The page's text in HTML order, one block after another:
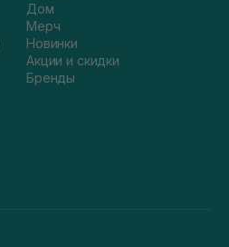
Дом
Мерч
Новинки
Акции и скидки
Бренды